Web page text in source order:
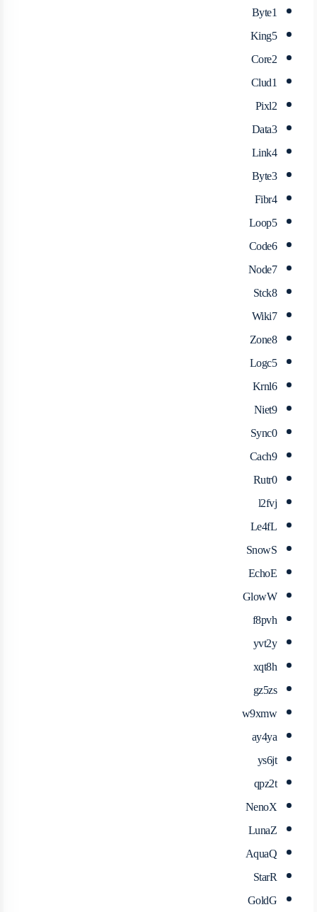
Byte1
King5
Core2
Clud1
Pixl2
Data3
Link4
Byte3
Fibr4
Loop5
Code6
Node7
Stck8
Wiki7
Zone8
Logc5
Krnl6
Niet9
Sync0
Cach9
Rutr0
l2fvj
Le4fL
SnowS
EchoE
GlowW
f8pvh
yvt2y
xqt8h
gz5zs
w9xmw
ay4ya
ys6jt
qpz2t
NenoX
LunaZ
AquaQ
StarR
GoldG